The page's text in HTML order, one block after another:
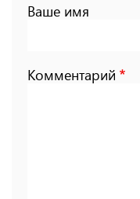
Ваше имя
Комментарий